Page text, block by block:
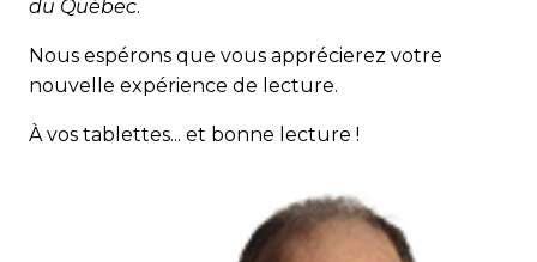
du Québec.
Nous espérons que vous apprécierez votre
nouvelle expérience de lecture.
À vos tablettes... et bonne lecture !